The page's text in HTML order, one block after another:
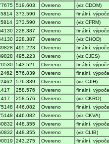
519.603 Overeno
(viz CDOM)
373.590 Overeno
finální,
373.590 Overeno
(viz CFRM)
228.387 Overeno
finální,
228.387 Overeno
(viz CHOD)
495.223 Overeno
finální,
495.223 Overeno
(viz CJES)
543.521 Overeno
finální,
576.839 Overeno
finální,
576.839 Overeno
(viz CJIH)
258.576 Overeno
finální,
258.576 Overeno
(viz CKRO)
446.082 Overeno
finální,
446.082 Overeno
(viz CKVA)
448.355 Overeno
finální,
448.355 Overeno
(viz CLIB)
243.275 Overeno
finální,